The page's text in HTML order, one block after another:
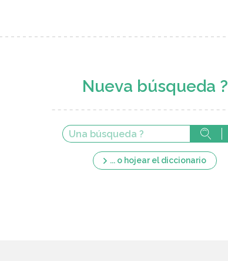
Nueva búsqueda ?
... o hojear el diccionario